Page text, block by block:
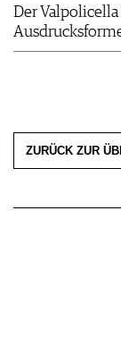
Der
ZURÜCK ZUR